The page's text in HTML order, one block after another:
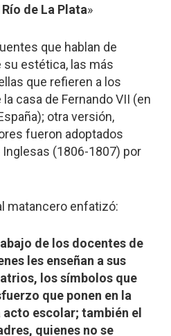
de La Plata»
que hablan de
estética, las más
que refieren a los
casa de Fernando VII (en
otra versión,
fueron adoptados
(1806-1807) por
matancero enfatizó:
de los docentes de
les enseñan a sus
los símbolos que
que ponen en la
escolar; también el
quienes no se